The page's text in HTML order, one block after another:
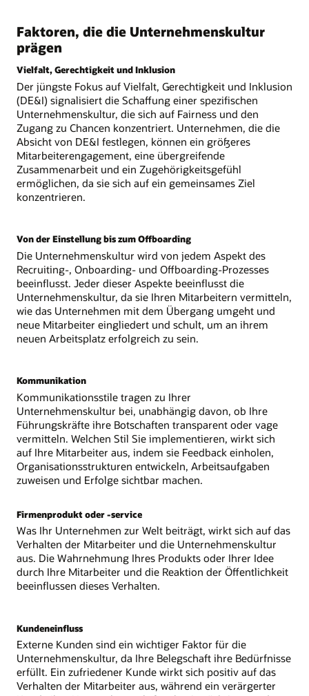
Faktoren, die die Unternehmenskultur
prägen
Vielfalt, Gerechtigkeit und Inklusion
Der jüngste Fokus auf Vielfalt, Gerechtigkeit und Inklusion
(DE&I) signalisiert die Schaffung einer spezifischen
Unternehmenskultur, die sich auf Fairness und den
Zugang zu Chancen konzentriert. Unternehmen, die die
Absicht von DE&I festlegen, können ein größeres
Mitarbeiterengagement, eine übergreifende
Zusammenarbeit und ein Zugehörigkeitsgefühl
ermöglichen, da sie sich auf ein gemeinsames Ziel
konzentrieren.
Von der Einstellung bis zum Offboarding
Die Unternehmenskultur wird von jedem Aspekt des
Recruiting-, Onboarding- und Offboarding-Prozesses
beeinflusst. Jeder dieser Aspekte beeinflusst die
Unternehmenskultur, da sie Ihren Mitarbeitern vermitteln,
wie das Unternehmen mit dem Übergang umgeht und
neue Mitarbeiter eingliedert und schult, um an ihrem
neuen Arbeitsplatz erfolgreich zu sein.
Kommunikation
Kommunikationsstile tragen zu Ihrer
Unternehmenskultur bei, unabhängig davon, ob Ihre
Führungskräfte ihre Botschaften transparent oder vage
vermitteln. Welchen Stil Sie implementieren, wirkt sich
auf Ihre Mitarbeiter aus, indem sie Feedback einholen,
Organisationsstrukturen entwickeln, Arbeitsaufgaben
zuweisen und Erfolge sichtbar machen.
Firmenprodukt oder -service
Was Ihr Unternehmen zur Welt beiträgt, wirkt sich auf das
Verhalten der Mitarbeiter und die Unternehmenskultur
aus. Die Wahrnehmung Ihres Produkts oder Ihrer Idee
durch Ihre Mitarbeiter und die Reaktion der Öffentlichkeit
beeinflussen dieses Verhalten.
Kundeneinfluss
Externe Kunden sind ein wichtiger Faktor für die
Unternehmenskultur, da Ihre Belegschaft ihre Bedürfnisse
erfüllt. Ein zufriedener Kunde wirkt sich positiv auf das
Verhalten der Mitarbeiter aus, während ein verärgerter